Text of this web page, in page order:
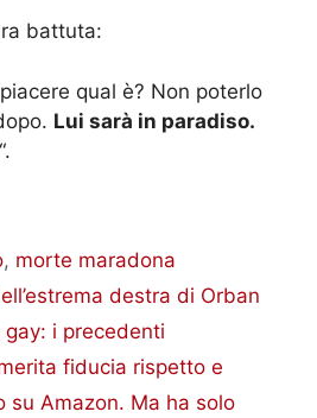
battuta:
qual è? Non poterlo
Lui sarà in paradiso.
“.
, morte maradona
destra di Orban
gay: i precedenti
fiducia rispetto e
su Amazon. Ma ha solo